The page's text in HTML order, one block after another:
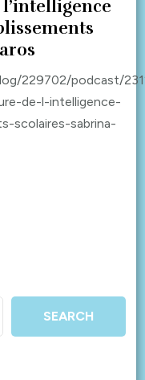
229702/podcast/
de-l-intelligence-
scolaires-sabrina-
SEARCH